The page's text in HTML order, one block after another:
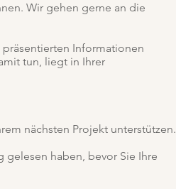
Wir gehen gerne an die
Informationen
tun, liegt in Ihrer
nächsten Projekt unterstützen.
haben, bevor Sie Ihre